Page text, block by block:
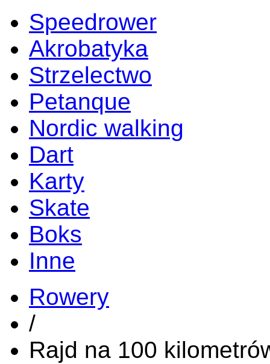
Speedrower
Akrobatyka
Strzelectwo
Petanque
Nordic walking
Dart
Karty
Skate
Boks
Inne
Rowery
/
Rajd na 100